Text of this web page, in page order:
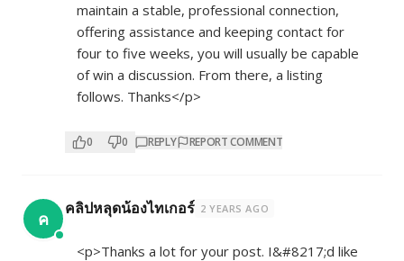
maintain a stable, professional connection,
offering assistance and keeping contact for
four to five weeks, you will usually be capable
of win a discussion. From there, a listing
follows. Thanks</p>
0 0 REPLY REPORT COMMENT
ค คลิปหลุดน้องไทเกอร์ 2 YEARS AGO
<p>Thanks a lot for your post. I&#8217;d like